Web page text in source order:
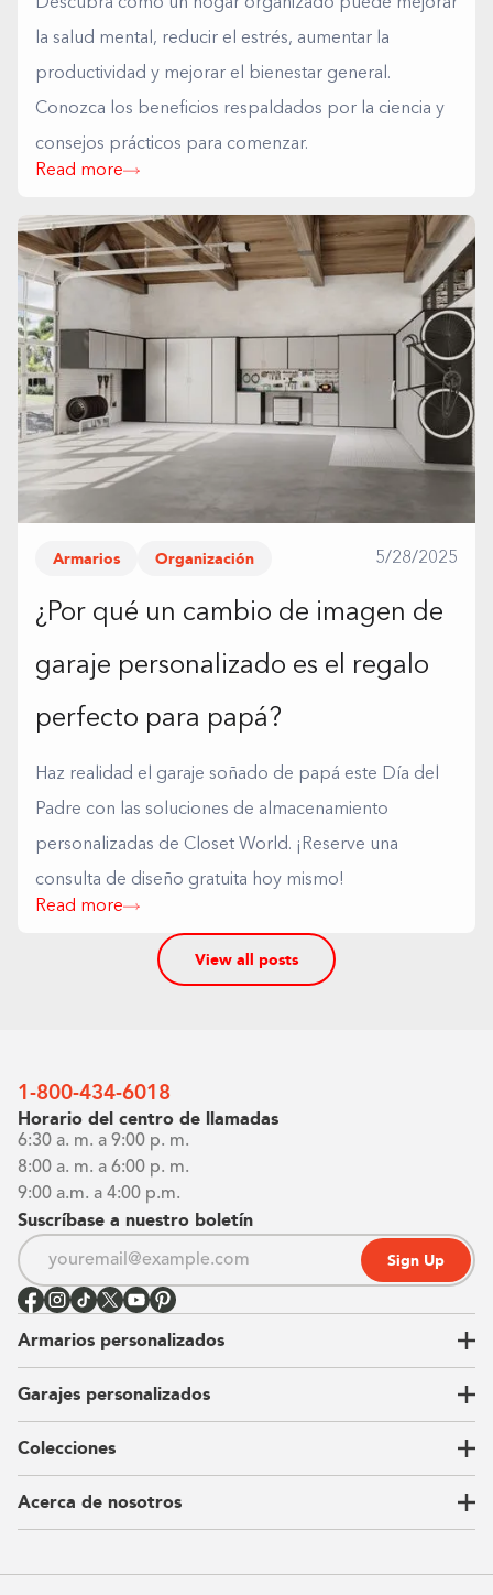
la salud mental, reducir el estrés, aumentar la
productividad y mejorar el bienestar general.
Conozca los beneficios respaldados por la ciencia y
consejos prácticos para comenzar.
Read more
Armarios Organización 5/28/2025
¿Por qué un cambio de imagen de
garaje personalizado es el regalo
perfecto para papá?
Haz realidad el garaje soñado de papá este Día del
Padre con las soluciones de almacenamiento
personalizadas de Closet World. ¡Reserve una
consulta de diseño gratuita hoy mismo!
Read more
View all posts
1-800-434-6018
Horario del centro de llamadas
6:30 a. m. a 9:00 p. m.
8:00 a. m. a 6:00 p. m.
9:00 a.m. a 4:00 p.m.
Suscríbase a nuestro boletín
Sign Up
Armarios personalizados
Vestidores
Armarios de pared
Guardarropas
Armarios para niños
Garajes personalizados
Nuestra historia
Our Process
Carta del CEO
Sostenibilidad
Colecciones
Ubicaciones
Contacto
Acerca de nosotros